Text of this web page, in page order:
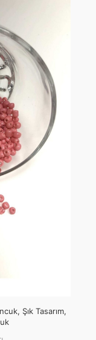
Şık Tasarım,